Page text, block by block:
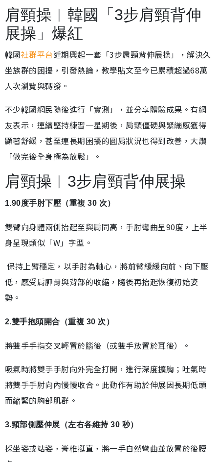
肩頸操︱韓國「3步肩頸背伸
展操」爆紅
韓國社群平台近期興起一套「3步肩頸背伸展操」，解決久
坐族群的困擾，引發熱論，教學貼文至今已累積超過68萬
人次瀏覽與轉發。
不少韓國網民隨後進行「實測」，並分享體驗成果。有網
友表示，連續堅持練習一星期後，肩頸僵硬與緊繃感獲得
顯著舒緩，甚至連長期困擾的圓肩狀況也得到改善，大讚
「做完後全身極為放鬆」。
肩頸操︱3步肩頸背伸展操
1.90度手肘下壓（重複 30 次）
雙臂向身體兩側抬起至與肩同高，手肘彎曲呈90度，上半
身呈現類似「W」字型。
保持上臂穩定，以手肘為軸心，將前臂緩緩向前、向下壓
低，感受肩胛骨與背部的收縮，隨後再抬起恢復初始姿
勢。
2.雙手抱頭開合（重複 30 次）
將雙手手指交叉輕置於腦後（或雙手放置於耳後）。
吸氣時將雙手手肘向外完全打開，進行深度擴胸；吐氣時
將雙手手肘向內慢慢收合。此動作有助於伸展因長期低頭
而縮緊的胸部肌群。
3.頸部側壓伸展（左右各維持 30 秒）
採坐姿或站姿，脊椎挺直，將一手自然彎曲並放置於後腰